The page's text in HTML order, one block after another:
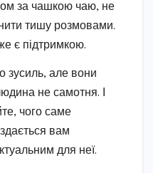
за чашкою чаю, не
тишу розмовами.
є підтримкою.
зусиль, але вони
не самотня. І
чого саме
вам
для неї.